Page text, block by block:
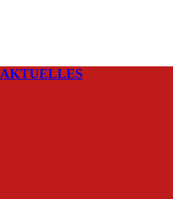
AKTUELLES